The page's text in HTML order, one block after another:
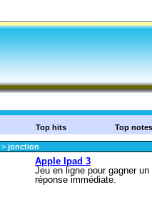
Top hits Top notes
> jonction